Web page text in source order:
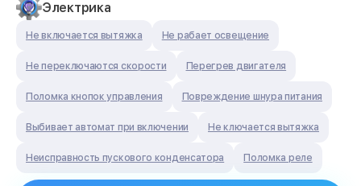
Электрика
Не включается вытяжка Не рабает освещение
Не переключаются скорости Перегрев двигателя
Поломка кнопок управления Повреждение шнура питания
Выбивает автомат при включении Не ключается вытяжка
Неисправность пускового конденсатора Поломка реле